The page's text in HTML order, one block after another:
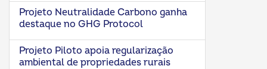
Projeto Neutralidade Carbono ganha
destaque no GHG Protocol
Projeto Piloto apoia regularização
ambiental de propriedades rurais